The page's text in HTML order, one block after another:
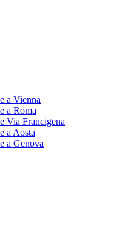
a Vienna
a Roma
Via Francigena
a Aosta
a Genova